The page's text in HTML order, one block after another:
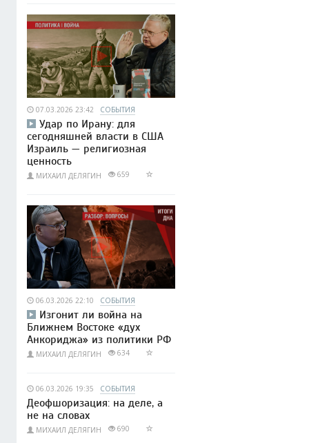
07.03.2026 23:42 СОБЫТИЯ
Удар по Ирану: для
сегодняшней власти в США
Израиль — религиозная
ценность
МИХАИЛ ДЕЛЯГИН 659
06.03.2026 22:10 СОБЫТИЯ
Изгонит ли война на
Ближнем Востоке «дух
Анкориджа» из политики РФ
МИХАИЛ ДЕЛЯГИН 634
06.03.2026 19:35 СОБЫТИЯ
Деофшоризация: на деле, а
не на словах
МИХАИЛ ДЕЛЯГИН 690